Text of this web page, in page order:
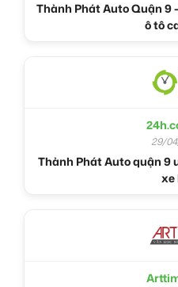
Thành Phát Auto Quận 9
ô tô
29/
Thành Phát Auto quận 9
xe